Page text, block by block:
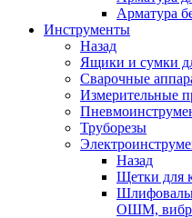
Арматура
Инструменты
Назад
Ящики и сумки
Сварочные
Измерительные
Труборезы
Назад
Щетки для
ОШМ,